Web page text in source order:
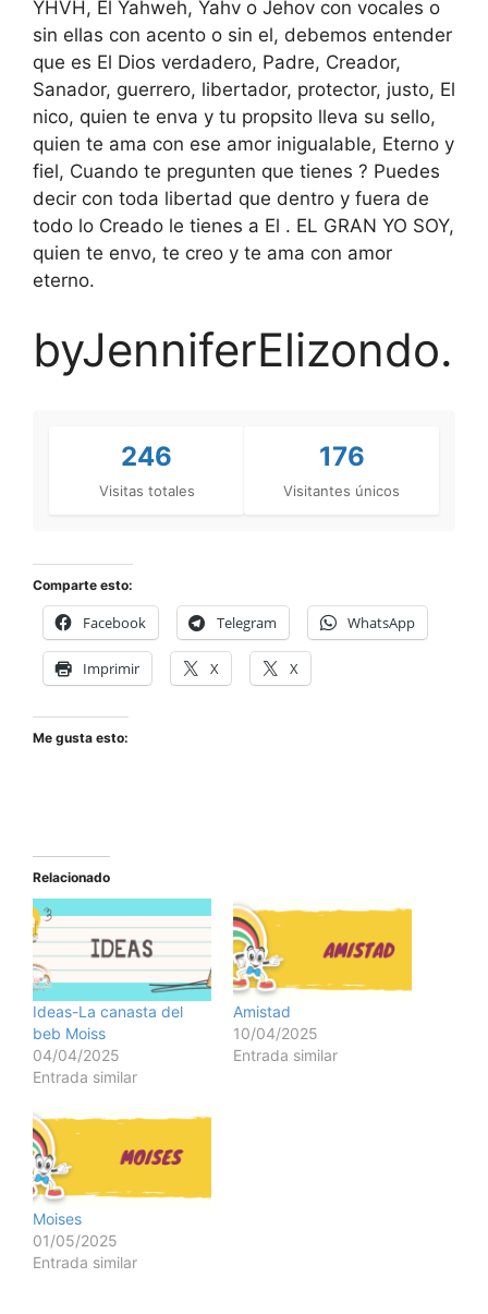
YHVH, El Yahweh, Yahv o Jehov con vocales o
sin ellas con acento o sin el, debemos entender
que es El Dios verdadero, Padre, Creador,
Sanador, guerrero, libertador, protector, justo, El
nico, quien te enva y tu propsito lleva su sello,
quien te ama con ese amor inigualable, Eterno y
fiel, Cuando te pregunten que tienes ? Puedes
decir con toda libertad que dentro y fuera de
todo lo Creado le tienes a El . EL GRAN YO SOY,
quien te envo, te creo y te ama con amor
eterno.
byJenniferElizondo.
246
Visitas totales
176
Visitantes únicos
Comparte esto:
Facebook Telegram WhatsApp
Imprimir X X
Me gusta esto:
Relacionado
Ideas-La canasta del
beb Moiss
04/04/2025
Entrada similar
Amistad
10/04/2025
Entrada similar
Moises
01/05/2025
Entrada similar